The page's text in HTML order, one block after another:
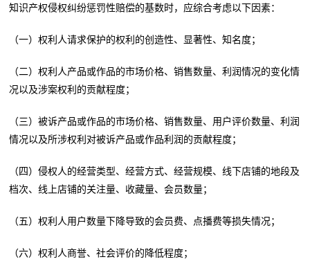
知识产权侵权纠纷惩罚性赔偿的基数时，应综合考虑以下因素：
（一）权利人请求保护的权利的创造性、显著性、知名度；
（二）权利人产品或作品的市场价格、销售数量、利润情况的变化情
况以及涉案权利的贡献程度；
（三）被诉产品或作品的市场价格、销售数量、用户评价数量、利润
情况以及所涉权利对被诉产品或作品利润的贡献程度；
（四）侵权人的经营类型、经营方式、经营规模、线下店铺的地段及
档次、线上店铺的关注量、收藏量、会员数量；
（五）权利人用户数量下降导致的会员费、点播费等损失情况；
（六）权利人商誉、社会评价的降低程度；